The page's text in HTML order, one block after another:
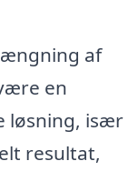
af
en
løsning, især
resultat,